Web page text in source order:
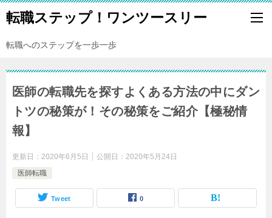
転職ステップ！ワンツースリー
転職へのステップを一歩一歩
医師の転職先を探すよくある方法の中にダン
トツの秘策が！その秘策をご紹介【極秘情
報】
更新日： 2020年6月5日 公開日： 2020年5月24日
医師転職
Tweet 0